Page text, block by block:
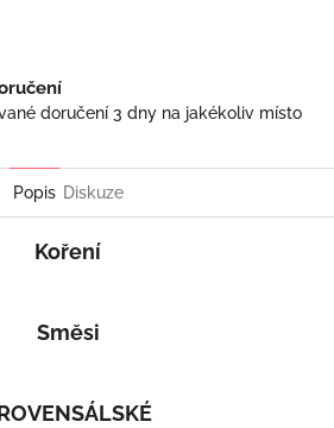
doručení 3 dny na jakékoliv místo
Popis Diskuze
Koření
Směsi